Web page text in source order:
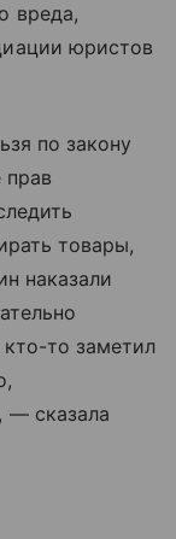
вреда,
юристов
по закону
прав
товары,
наказали
то заметил
— сказала